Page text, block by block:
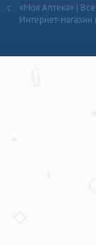
«Моя Аптека» |
Интернет-